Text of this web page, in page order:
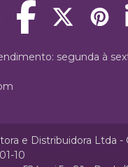
segunda à
e Distribuidora Ltda -
10